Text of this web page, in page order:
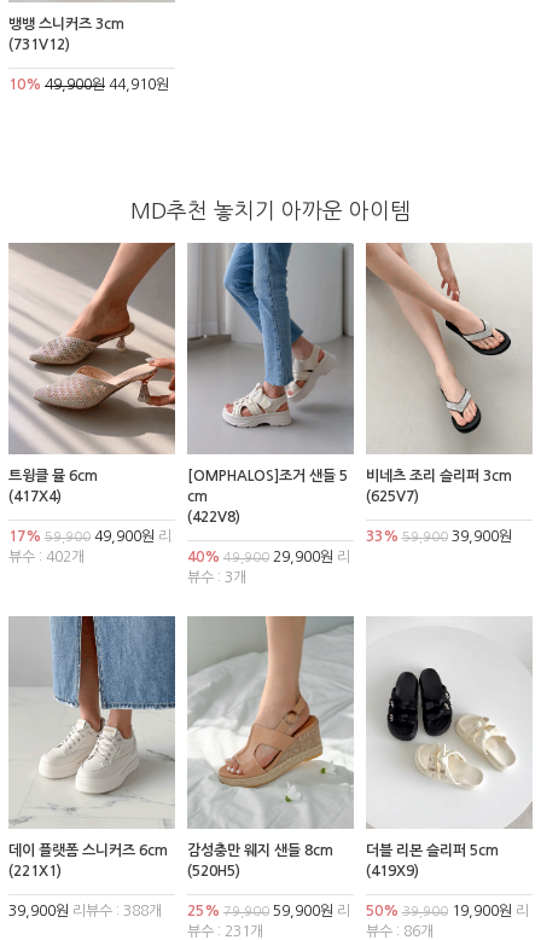
뱅뱅 스니커즈 3cm
(731V12)
10% 49,900원 44,910원
MD추천 놓치기 아까운 아이템
트윙클 뮬 6cm
(417X4)
17% 59,900 49,900원 리
뷰수 : 402개
[OMPHALOS]조거 샌들 5
cm
(422V8)
40% 49,90029,900원 리
뷰수 : 3개
비네츠 조리 슬리퍼 3cm
(625V7)
33% 59,90039,900원
데이 플랫폼 스니커즈 6cm
(221X1)
39,900원 리뷰수 : 388개
감성충만 웨지 샌들 8cm
(520H5)
25% 79,90059,900원 리
뷰수 : 231개
더블 리본 슬리퍼 5cm
(419X9)
50% 39,90019,900원 리
뷰수 : 86개